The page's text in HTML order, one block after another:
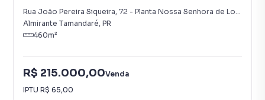
Lourdes
Rua João Pereira Siqueira, 72 - Planta Nossa Senhora de Lourdes
Almirante Tamandaré, PR
460m²
R$ 215.000,00Venda
IPTU R$ 65,00